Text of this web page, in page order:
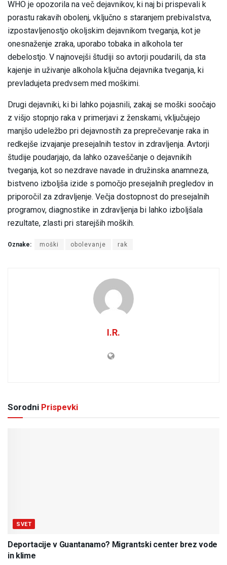
WHO je opozorila na več dejavnikov, ki naj bi prispevali k
porastu rakavih obolenj, vključno s staranjem prebivalstva,
izpostavljenostjo okoljskim dejavnikom tveganja, kot je
onesnaženje zraka, uporabo tobaka in alkohola ter
debelostjo. V najnovejši študiji so avtorji poudarili, da sta
kajenje in uživanje alkohola ključna dejavnika tveganja, ki
prevladujeta predvsem med moškimi.
Drugi dejavniki, ki bi lahko pojasnili, zakaj se moški soočajo
z višjo stopnjo raka v primerjavi z ženskami, vključujejo
manjšo udeležbo pri dejavnostih za preprečevanje raka in
redkejše izvajanje presejalnih testov in zdravljenja. Avtorji
študije poudarjajo, da lahko ozaveščanje o dejavnikih
tveganja, kot so nezdrave navade in družinska anamneza,
bistveno izboljša izide s pomočjo presejalnih pregledov in
priporočil za zdravljenje. Večja dostopnost do presejalnih
programov, diagnostike in zdravljenja bi lahko izboljšala
rezultate, zlasti pri starejših moških.
Oznake: moški obolevanje rak
I.R.
Sorodni Prispevki
SVET
Deportacije v Guantanamo? Migrantski center brez vode
in klime